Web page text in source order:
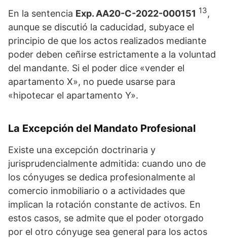
En la sentencia Exp. AA20-C-2022-000151 13,
aunque se discutió la caducidad, subyace el
principio de que los actos realizados mediante
poder deben ceñirse estrictamente a la voluntad
del mandante. Si el poder dice «vender el
apartamento X», no puede usarse para
«hipotecar el apartamento Y».
La Excepción del Mandato Profesional
Existe una excepción doctrinaria y
jurisprudencialmente admitida: cuando uno de
los cónyuges se dedica profesionalmente al
comercio inmobiliario o a actividades que
implican la rotación constante de activos. En
estos casos, se admite que el poder otorgado
por el otro cónyuge sea general para los actos